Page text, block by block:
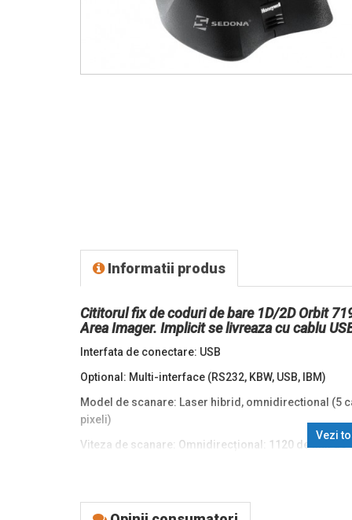
Informatii produs
Cititorul fix de coduri de bare 1D/2D Orbit
Area Imager. Implicit se livreaza cu cablu
Interfata de conectare: USB
Optional: Multi-interface (RS232, KBW, USB, IBM)
Model de scanare: Laser hibrid, omnidirectional (5
pixeli)
Viteza de scanare: Omnidirecțional: 1120 de linii de
Vezi